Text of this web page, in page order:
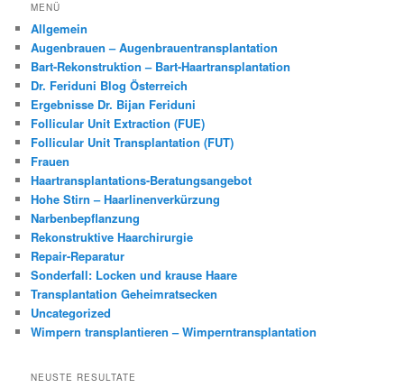
MENÜ
Allgemein
Augenbrauen – Augenbrauentransplantation
Bart-Rekonstruktion – Bart-Haartransplantation
Dr. Feriduni Blog Österreich
Ergebnisse Dr. Bijan Feriduni
Follicular Unit Extraction (FUE)
Follicular Unit Transplantation (FUT)
Frauen
Haartransplantations-Beratungsangebot
Hohe Stirn – Haarlinenverkürzung
Narbenbepflanzung
Rekonstruktive Haarchirurgie
Repair-Reparatur
Sonderfall: Locken und krause Haare
Transplantation Geheimratsecken
Uncategorized
Wimpern transplantieren – Wimperntransplantation
NEUSTE RESULTATE